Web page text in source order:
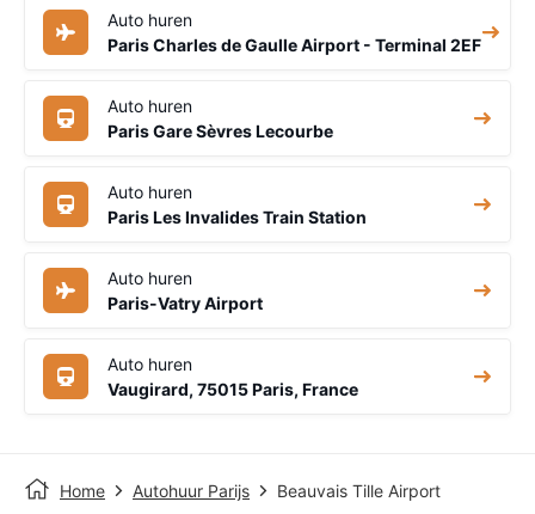
Auto huren
Paris Charles de Gaulle Airport - Terminal 2EF
Auto huren
Paris Gare Sèvres Lecourbe
Auto huren
Paris Les Invalides Train Station
Auto huren
Paris-Vatry Airport
Auto huren
Vaugirard, 75015 Paris, France
Home Autohuur Parijs Beauvais Tille Airport